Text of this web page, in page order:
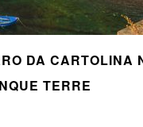
DA CARTOLINA
TERRE